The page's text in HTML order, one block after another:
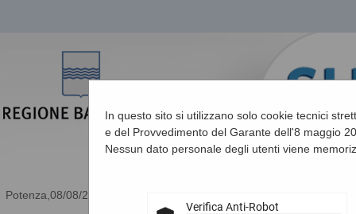
08/08/2026 18:51
In questo sito si utilizzano solo cookie tecnici
e del Provvedimento del Garante dell'8 maggio
Nessun dato personale degli utenti viene
Verifica Anti-Robot